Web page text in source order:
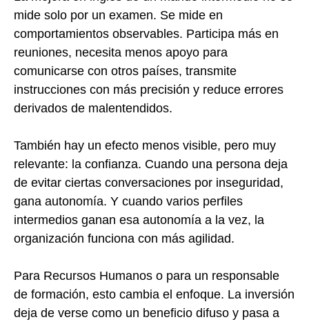
mide solo por un examen. Se mide en
comportamientos observables. Participa más en
reuniones, necesita menos apoyo para
comunicarse con otros países, transmite
instrucciones con más precisión y reduce errores
derivados de malentendidos.
También hay un efecto menos visible, pero muy
relevante: la confianza. Cuando una persona deja
de evitar ciertas conversaciones por inseguridad,
gana autonomía. Y cuando varios perfiles
intermedios ganan esa autonomía a la vez, la
organización funciona con más agilidad.
Para Recursos Humanos o para un responsable
de formación, esto cambia el enfoque. La inversión
deja de verse como un beneficio difuso y pasa a